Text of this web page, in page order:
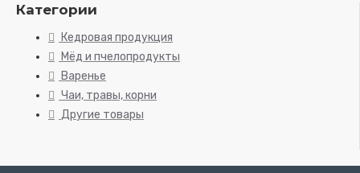
Категории
Кедровая продукция
Мёд и пчелопродукты
Варенье
Чаи, травы, корни
Другие товары